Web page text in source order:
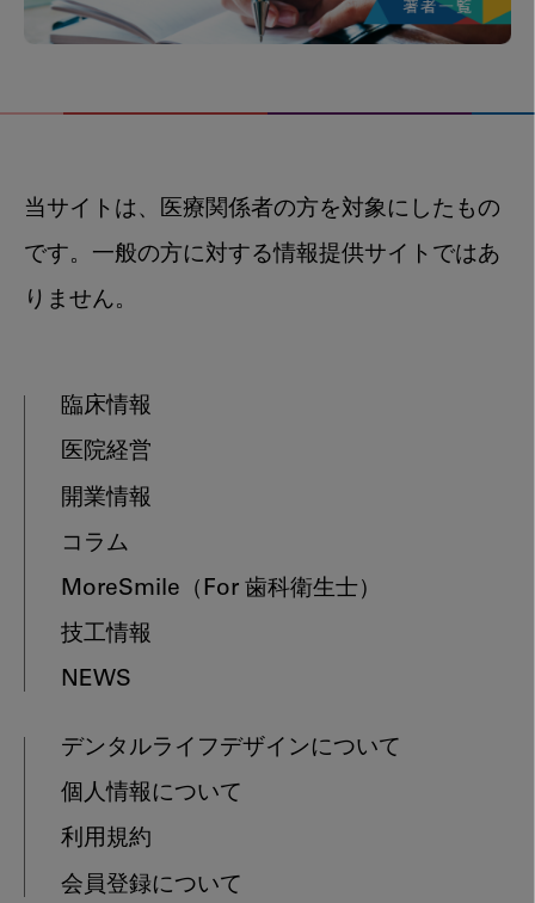
当サイトは、医療関係者の方を対象にしたもの
です。一般の方に対する情報提供サイトではあ
りません。
臨床情報
医院経営
開業情報
コラム
MoreSmile （For 歯科衛生士）
技工情報
NEWS
デンタルライフデザインについて
個人情報について
利用規約
会員登録について